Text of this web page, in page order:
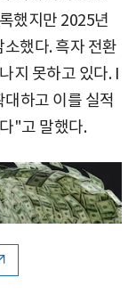
했지만 2025년
했다. 흑자 전환
지 못하고 있다. I
하고 이를 실적
"고 말했다.